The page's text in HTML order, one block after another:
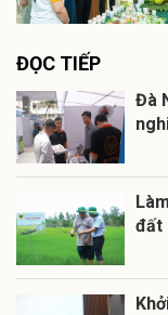
ĐỌC TIẾP
Đà
đất